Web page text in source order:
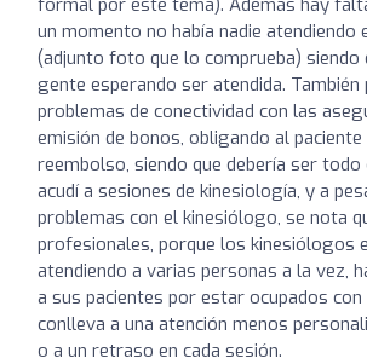
un momento no había nadie atendiendo
(adjunto foto que lo comprueba) siendo
gente esperando ser atendida. También
problemas de conectividad con las
emisión de bonos, obligando al
reembolso, siendo que debería ser todo
acudí a sesiones de kinesiología, y a
problemas con el kinesiólogo, se nota
profesionales, porque los kinesiólogos
atendiendo a varias personas a la vez,
a sus pacientes por estar ocupados
conlleva a una atención menos
o a un retraso en cada sesión.